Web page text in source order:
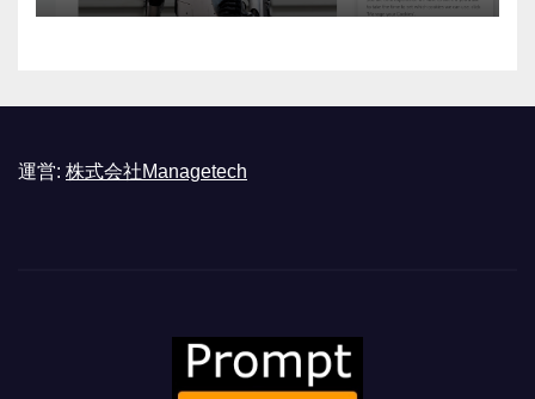
運営: 株式会社Managetech